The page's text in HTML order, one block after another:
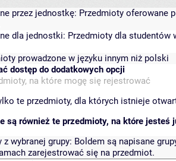
przez jednostkę: Przedmioty oferowane
dla jednostki: Przedmioty dla studentów
prowadzone w języku innym niż polski
dostęp do dodatkowych opcji
na które mogę się rejestrować
te przedmioty, dla których istnieje
są również te przedmioty, na które jesteś
wybranej grupy: Boldem są napisane
zarejestrować się na przedmiot.